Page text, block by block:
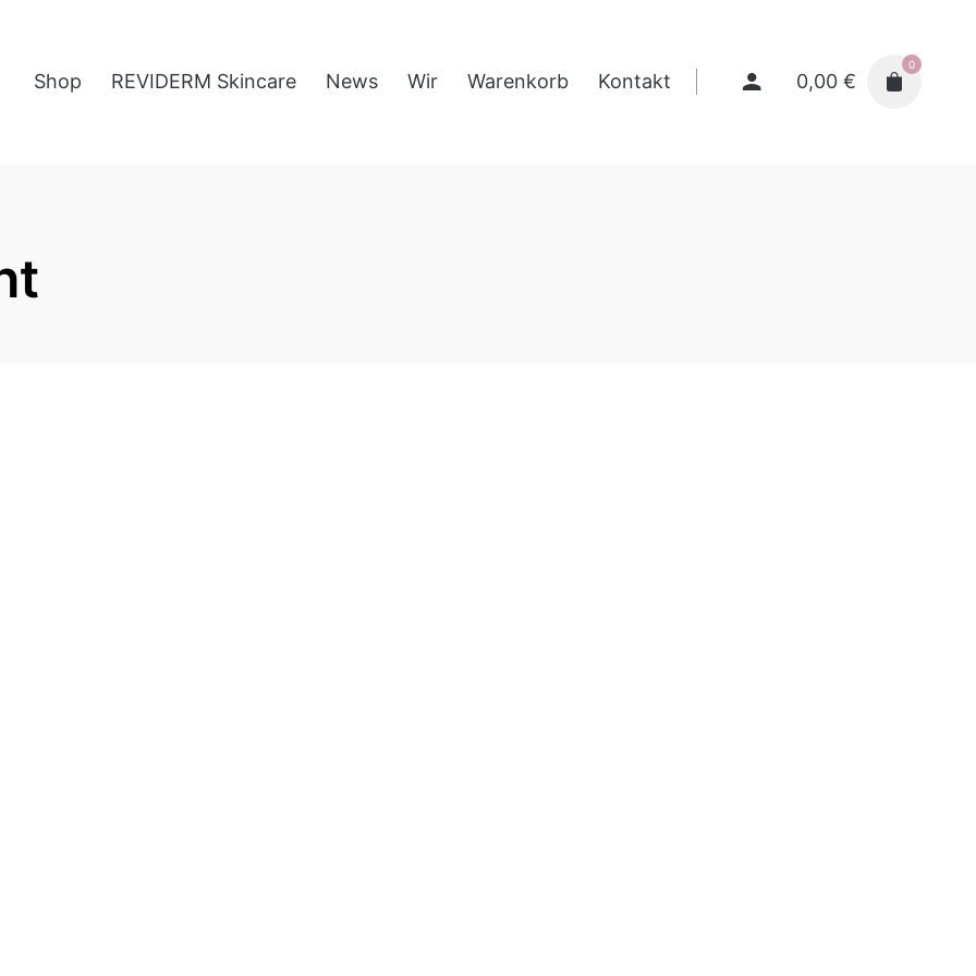
Shop REVIDERM Skincare News Wir Warenkorb Kontakt 0,00 €
0